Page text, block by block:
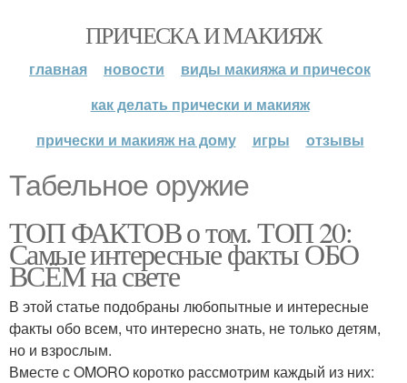
ПРИЧЕСКА И МАКИЯЖ
главная новости
виды макияжа и причесок
как делать прически и макияж
прически и макияж на дому
игры отзывы
Табельное оружие
ТОП ФАКТОВ о том. ТОП 20:
Самые интересные факты ОБО
ВСЁМ на свете
В этой статье подобраны любопытные и интересные
факты обо всем, что интересно знать, не только детям,
но и взрослым.
Вместе с OMORO коротко рассмотрим каждый из них: